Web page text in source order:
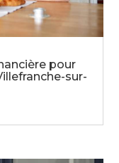
pour
sur-